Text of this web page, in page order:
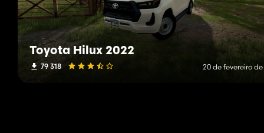
Toyota Hilux 2022
79 318 20 de fevereiro